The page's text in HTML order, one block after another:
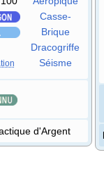
Casse-
Brique
Dracogriffe
Séisme
d'Argent